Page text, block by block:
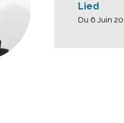
Lied
Du 6 Juin